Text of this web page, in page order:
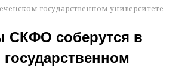
государственном университете
СКФО соберутся в